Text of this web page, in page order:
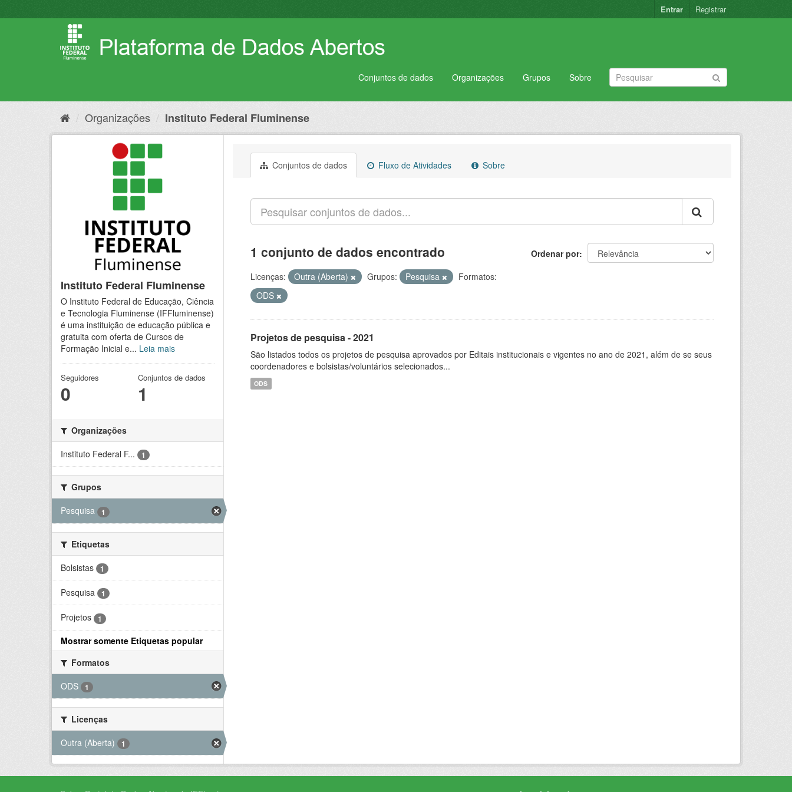
para
Entrar Registrar
Conjuntos de dados Organizações Grupos Sobre
Organizações Instituto Federal Fluminense
Instituto Federal Fluminense
O Instituto Federal de Educação, Ciência
e Tecnologia Fluminense (IFFluminense)
é uma instituição de educação pública e
gratuita com oferta de Cursos de
Formação Inicial e... Leia mais
Seguidores
0
Conjuntos de dados
1
Organizações
Instituto Federal F...
1
Grupos
Pesquisa
1
Etiquetas
Bolsistas
1
Pesquisa 1
Projetos 1
Mostrar somente Etiquetas popular
Formatos
ODS
1
Licenças
Outra (Aberta)
1
Conjuntos de dados Fluxo de Atividades Sobre
Ordenar por
1 conjunto de dados encontrado
Licenças: Outra (Aberta) Grupos: Pesquisa
Formatos:
ODS
Projetos de pesquisa - 2021
São listados todos os projetos de pesquisa aprovados por Editais institucionais e vigentes no ano de 2021, além de se seus
coordenadores e bolsistas/voluntários selecionados...
ODS